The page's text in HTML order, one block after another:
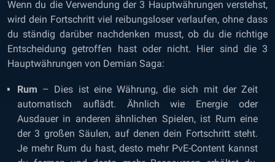
Wenn du die Verwendung der 3 Hauptwährungen verstehst,
wird dein Fortschritt viel reibungsloser verlaufen, ohne dass
du ständig darüber nachdenken musst, ob du die richtige
Entscheidung getroffen hast oder nicht. Hier sind die 3
Hauptwährungen von Demian Saga:
Rum – Dies ist eine Währung, die sich mit der Zeit
automatisch auflädt. Ähnlich wie Energie oder
Ausdauer in anderen ähnlichen Spielen, ist Rum eine
der 3 großen Säulen, auf denen dein Fortschritt steht.
Je mehr Rum du hast, desto mehr PvE-Content kannst